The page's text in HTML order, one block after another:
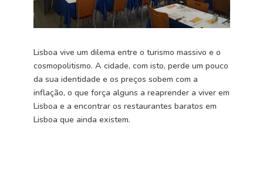
Lisboa vive um dilema entre o turismo massivo e o
cosmopolitismo. A cidade, com isto, perde um pouco
da sua identidade e os preços sobem com a
inflação, o que força alguns a reaprender a viver em
Lisboa e a encontrar os restaurantes baratos em
Lisboa que ainda existem.